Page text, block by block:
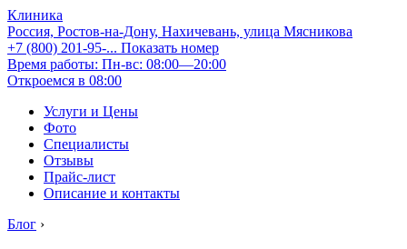
Клиника
Россия, Ростов-на-Дону, Нахичевань, улица Мясникова
+7 (800) 201-95-... Показать номер
Время работы: Пн-вс: 08:00—20:00
Откроемся в 08:00
Услуги и Цены
Фото
Специалисты
Отзывы
Прайс-лист
Описание и контакты
Блог ›